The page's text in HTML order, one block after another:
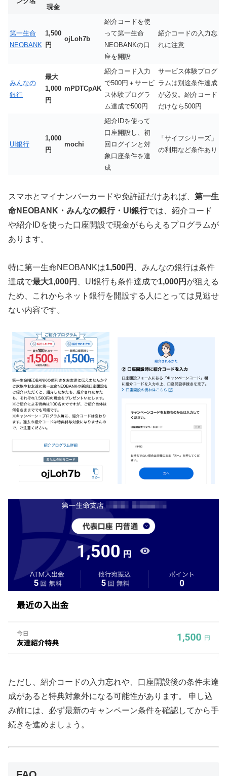
現金
第一生命
NEOBANK
1,500
円
ojLoh7b
紹介コードを使
って第一生命
NEOBANKの口
座を開設
紹介コードの入力忘
れに注意
みんなの
銀行
最大
1,000
円
mPDTCpAK
紹介コード入力
で500円＋サービ
ス体験プログラ
ム達成で500円
サービス体験プログ
ラムは別途条件達成
が必要。紹介コード
だけなら500円
UI銀行
1,000
円
mochi
紹介IDを使って
口座開設し、初
回ログインと対
象口座条件を達
成
「サイフシリーズ」
の利用など条件あり
スマホとマイナンバーカードや免許証だけあれば、 第一生
命NEOBANK・みんなの銀行・UI銀行では、紹介コード
や紹介IDを使った口座開設で現金がもらえるプログラムが
あります。
特に第一生命NEOBANKは1,500円 、みんなの銀行は条件
達成で最大1,000円 、UI銀行も条件達成で1,000円 が狙える
ため、これからネット銀行を開設する人にとっては見逃せ
ない内容です。
ただし、紹介コードの入力忘れや、口座開設後の条件未達
成があると特典対象外になる可能性があります。 申し込
み前には、必ず最新のキャンペーン条件を確認してから手
続きを進めましょう。